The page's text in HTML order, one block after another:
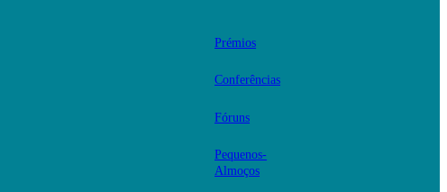
Prémios
Conferências
Fóruns
Pequenos-
Almoços